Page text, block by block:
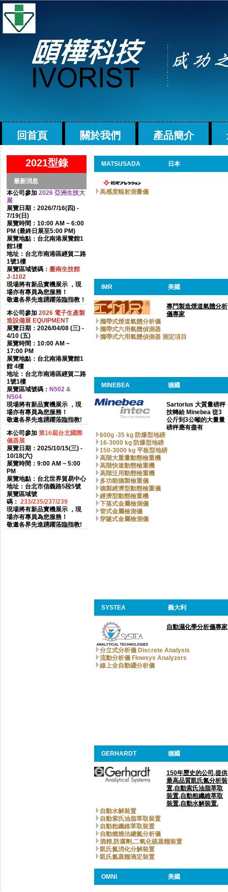
回首頁 關於我們 產品簡介
2021型錄
最新消息
本公司參加 2026 亞洲生技大
展
展覽日期：2026/7/16(四) -
7/19(日)
展覽時間：10:00 AM ~ 6:00
PM (最終日展至5:00 PM)
展覽地點：台北南港展覽館1
館1樓
地址：台北市南港區經貿二路
1號1樓
展覽區域號碼： 臺南生技館
J-1102
現場將有新品實機展示 ，現
場亦有專員為您服務！
敬邀各界先進踴躍蒞臨指教！
本公司參加 2026 電子生產製
造設備展 EQUIPMENT
展覽日期：2026/04/08 (三) -
4/10 (五)
展覽時間：10:00 AM ~
17:00 PM
展覽地點：台北南港展覽館1
館 4樓
地址：台北市南港區經貿二路
1號1樓
展覽區域號碼： N502 &
N504
現場將有新品實機展示 ，現
場亦有專員為您服務！
敬邀各界先進踴躍蒞臨指教!
本公司參加 第16屆台北國際
儀器展
展覽日期：2025/10/15(三) -
10/18(六)
展覽時間：9:00 AM ~ 5:00
PM
展覽地點：台北世界貿易中心
地址：台北市信義路5段5號
展覽區域號
碼： 233/235/237/239
現場將有新品實機展示 ，現
場亦有專員為您服務！
敬邀各界先進踴躍蒞臨指教!
MATSUSADA 日本
高感度輻射測量儀
IMR 美國
專門製造煙道氣體分析
儀專家
攜帶式煙道氣體分析儀
攜帶式六用氣體偵測器
攜帶式六用氣體偵側器 測定項目
MINEBEA 德國
Sartorius 大質量磅秤
技轉給 Minebea 從3
公斤到3公噸的大量量
磅秤應有盡有
600g -35 kg 防爆型地磅
16-3000 kg 防爆型地磅
150-3000 kg 平板型地磅
高階大重量動態檢重機
高階快速動態檢重機
高階泛用動態檢重機
多功能德製檢重儀
德製經濟型動態檢重儀
經濟型動態檢重機
下落式金屬檢測儀
管式金屬檢測儀
穿隧式金屬檢測儀
SYSTEA 義大利
自動濕化學分析儀專家
分立式分析儀 Discrete Analysis
流動分析儀 Flowsys Analyzers
線上全自動硼分析儀
GERHARDT 德國
150年歷史的公司,提供
最高品質凱氏氮分析裝
置,自動索氏油脂萃取
裝置,自動粗纖維萃取
裝置,自動水解裝置.
自動水解裝置
自動索氏油脂萃取裝置
自動粗纖維萃取裝置
自動燃燒法總氮分析儀
酒精,防腐劑,二氧化硫蒸餾裝置
凱氏氮消化分解裝置
凱氏氮蒸餾滴定裝置
OMNI 美國